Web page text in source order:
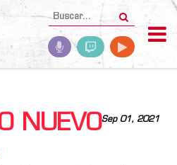
Sep 01, 2021
NUEVO